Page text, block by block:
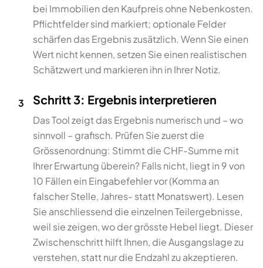
bei Immobilien den Kaufpreis ohne Nebenkosten.
Pflichtfelder sind markiert; optionale Felder
schärfen das Ergebnis zusätzlich. Wenn Sie einen
Wert nicht kennen, setzen Sie einen realistischen
Schätzwert und markieren ihn in Ihrer Notiz.
3 Schritt 3: Ergebnis interpretieren
Das Tool zeigt das Ergebnis numerisch und – wo
sinnvoll – grafisch. Prüfen Sie zuerst die
Grössenordnung: Stimmt die CHF-Summe mit
Ihrer Erwartung überein? Falls nicht, liegt in 9 von
10 Fällen ein Eingabefehler vor (Komma an
falscher Stelle, Jahres- statt Monatswert). Lesen
Sie anschliessend die einzelnen Teilergebnisse,
weil sie zeigen, wo der grösste Hebel liegt. Dieser
Zwischenschritt hilft Ihnen, die Ausgangslage zu
verstehen, statt nur die Endzahl zu akzeptieren.